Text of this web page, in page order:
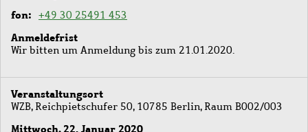
fon +49 30 25491 453
Anmeldefrist
Wir bitten um Anmeldung bis zum 21.01.2020.
Veranstaltungsort
WZB, Reichpietschufer 50, 10785 Berlin, Raum B002/003
Mittwoch, 22. Januar 2020